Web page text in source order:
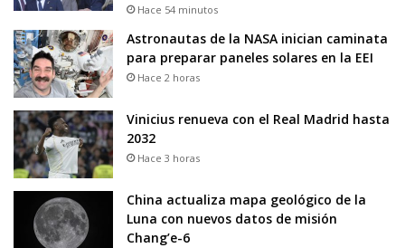
Hace 54 minutos
Astronautas de la NASA inician caminata
para preparar paneles solares en la EEI
Hace 2 horas
Vinicius renueva con el Real Madrid hasta
2032
Hace 3 horas
China actualiza mapa geológico de la
Luna con nuevos datos de misión
Chang’e-6